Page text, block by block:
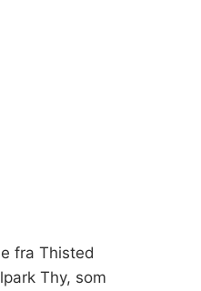
fra Thisted
Thy, som